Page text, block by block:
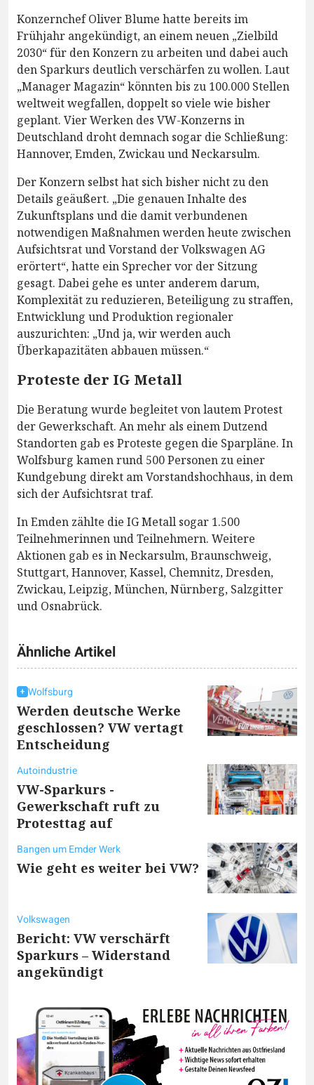
Konzernchef Oliver Blume hatte bereits im
Frühjahr angekündigt, an einem neuen „Zielbild
2030“ für den Konzern zu arbeiten und dabei auch
den Sparkurs deutlich verschärfen zu wollen. Laut
„Manager Magazin“ könnten bis zu 100.000 Stellen
weltweit wegfallen, doppelt so viele wie bisher
geplant. Vier Werken des VW-Konzerns in
Deutschland droht demnach sogar die Schließung:
Hannover, Emden, Zwickau und Neckarsulm.
Der Konzern selbst hat sich bisher nicht zu den
Details geäußert. „Die genauen Inhalte des
Zukunftsplans und die damit verbundenen
notwendigen Maßnahmen werden heute zwischen
Aufsichtsrat und Vorstand der Volkswagen AG
erörtert“, hatte ein Sprecher vor der Sitzung
gesagt. Dabei gehe es unter anderem darum,
Komplexität zu reduzieren, Beteiligung zu straffen,
Entwicklung und Produktion regionaler
auszurichten: „Und ja, wir werden auch
Überkapazitäten abbauen müssen.“
Proteste der IG Metall
Die Beratung wurde begleitet von lautem Protest
der Gewerkschaft. An mehr als einem Dutzend
Standorten gab es Proteste gegen die Sparpläne. In
Wolfsburg kamen rund 500 Personen zu einer
Kundgebung direkt am Vorstandshochhaus, in dem
sich der Aufsichtsrat traf.
In Emden zählte die IG Metall sogar 1.500
Teilnehmerinnen und Teilnehmern. Weitere
Aktionen gab es in Neckarsulm, Braunschweig,
Stuttgart, Hannover, Kassel, Chemnitz, Dresden,
Zwickau, Leipzig, München, Nürnberg, Salzgitter
und Osnabrück.
Ähnliche Artikel
Wolfsburg
Werden deutsche Werke
geschlossen? VW vertagt
Entscheidung
Autoindustrie
VW-Sparkurs -
Gewerkschaft ruft zu
Protesttag auf
Bangen um Emder Werk
Wie geht es weiter bei VW?
Volkswagen
Bericht: VW verschärft
Sparkurs – Widerstand
angekündigt